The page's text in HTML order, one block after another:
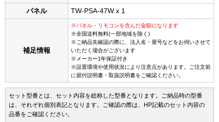
パネル TW-PSA-47W x 1
補足情報
※パネル・リモコンを含んだ金額になります
※全国送料無料(一部地域を除く)
※ご納品先確認の際に、法人名・屋号などをお伺いさせて
いただく場合がございます
※メーカー1年保証付き
※設置環境や使用状況により注意点があります。ご注文前
に据付説明書・取扱説明書をご確認ください。
セット型番とは、セット内容を総称した型番となります。ご納品時の型番
は、それぞれ個別表記となります。ご確認の際は、HP記載のセット内容の
品番をご確認ください。